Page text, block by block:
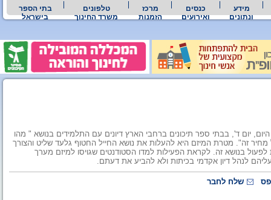
מידע
ונתונים
כנסים
ואירועים
מרכז
הזמנות
טלפונים
משרד החינוך
בתי הספר
בישראל
יום ד', בבתי ספר תיכונים ברחבי הארץ דיונים עם התלמידים בנושא " מהו
זה". מטרת המיזם היא להעלות את נושא החייל החטוף גלעד שליט והצורך
בנושא זה. לקראת הפעילות למדו הסטודנטים שגויסו למיזם מערך
לנהל דיון אקדמי בכיתות ולא להביע את דעתם.
שלח לחבר